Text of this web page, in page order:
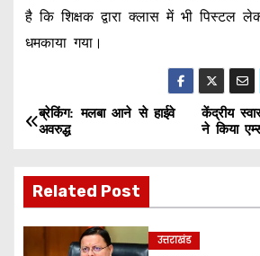
है कि शिक्षक द्वारा क्लास में भी पिस्टल
धमकाया गया।
P
s
t
केंद्रीय
ने किया
ब्रेकिंग: मलबा आने से हाईवे
अवरुद्ध
Related Post
उत्तराखंड